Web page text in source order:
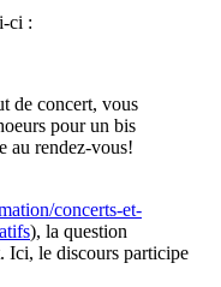
ci :
de concert, vous
pour un bis
au rendez-vous!
concerts-et-
), la question
Ici, le discours participe